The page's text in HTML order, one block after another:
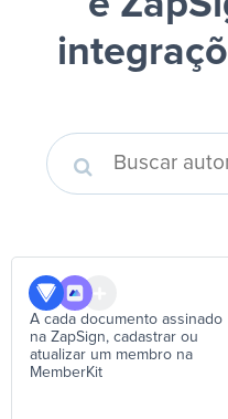
A cada documento assinado
na ZapSign, cadastrar ou
atualizar um membro na
MemberKit